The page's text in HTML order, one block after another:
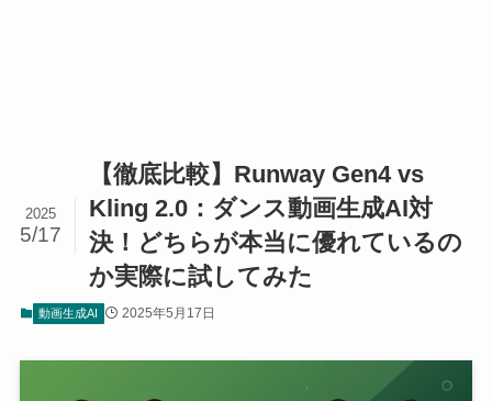
【徹底比較】Runway Gen4 vs
Kling 2.0：ダンス動画生成AI対
決！どちらが本当に優れているの
か実際に試してみた
2025
5/17
動画生成AI 2025年5月17日